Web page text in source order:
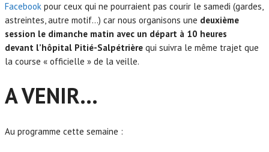
Facebook pour ceux qui ne pourraient pas courir le samedi (gardes,
astreintes, autre motif…) car nous organisons une deuxième
session le dimanche matin avec un départ à 10 heures
devant l’hôpital Pitié-Salpétrière qui suivra le même trajet que
la course « officielle » de la veille.
A VENIR…
Au programme cette semaine :